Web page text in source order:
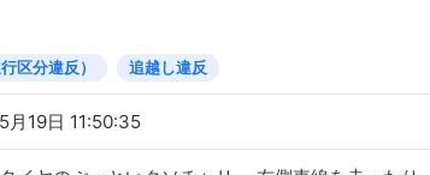
区分違反） 追越し違反
月19日 11:50:35